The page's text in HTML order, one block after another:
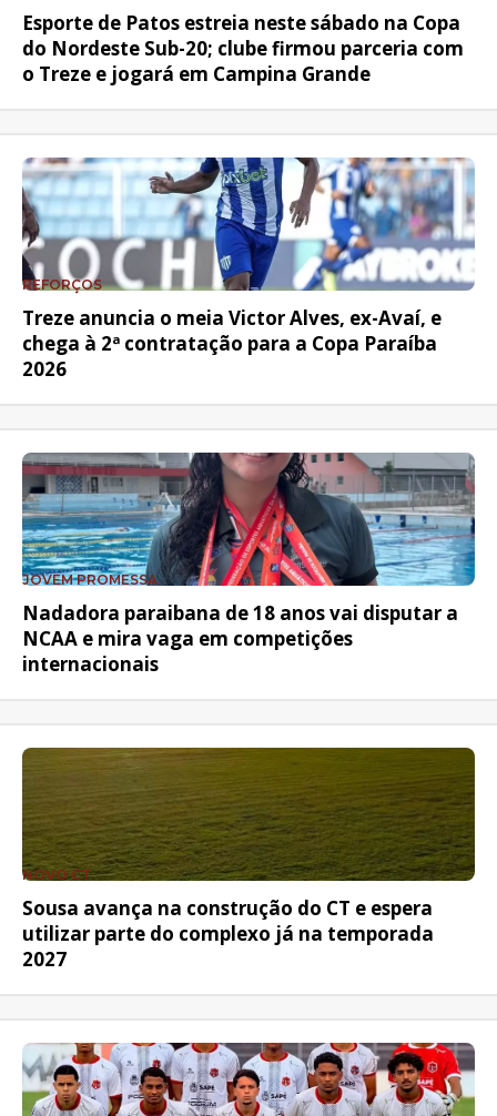
Esporte de Patos estreia neste sábado na Copa
do Nordeste Sub-20; clube firmou parceria com
o Treze e jogará em Campina Grande
REFORÇOS
Treze anuncia o meia Victor Alves, ex-Avaí, e
chega à 2ª contratação para a Copa Paraíba
2026
JOVEM PROMESSA
Nadadora paraibana de 18 anos vai disputar a
NCAA e mira vaga em competições
internacionais
NOVO CT
Sousa avança na construção do CT e espera
utilizar parte do complexo já na temporada
2027